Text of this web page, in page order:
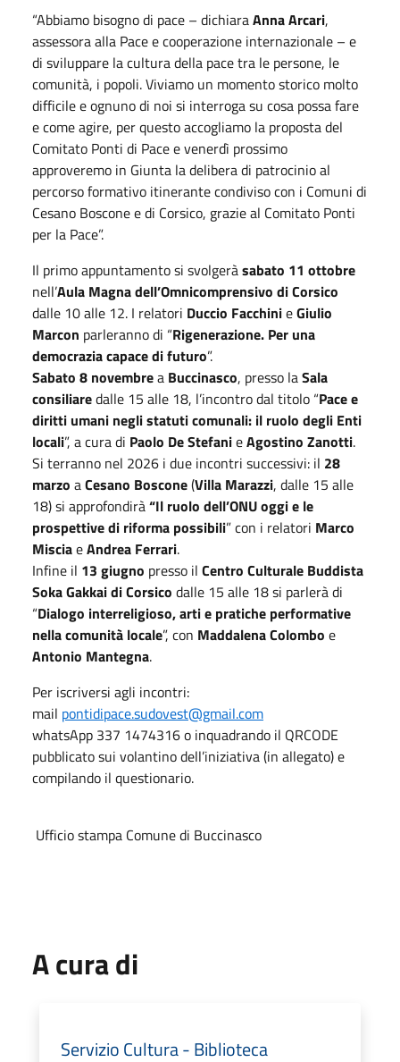
“Abbiamo bisogno di pace – dichiaraAnna Arcari,
assessora alla Pace e cooperazione internazionale – e
di sviluppare la cultura della pace tra le persone, le
comunità, i popoli. Viviamo un momento storico molto
difficile e ognuno di noi si interroga su cosa possa fare
e come agire, per questo accogliamo la proposta del
Comitato Ponti di Pace e venerdì prossimo
approveremo in Giunta la delibera di patrocinio al
percorso formativo itinerante condiviso con i Comuni di
Cesano Boscone e di Corsico, grazie al Comitato Ponti
per la Pace”.
Il primo appuntamento si svolgeràsabato 11 ottobre
nell’Aula Magna dell’Omnicomprensivo di Corsico
dalle 10 alle 12. I relatori Duccio FacchinieGiulio
Marcon parleranno di “Rigenerazione. Per una
democrazia capace di futuro”.
Sabato 8 novembrea Buccinasco, presso laSala
consiliaredalle 15 alle 18, l’incontro dal titolo “Pace e
diritti umani negli statuti comunali: il ruolo degli Enti
locali”, a cura di Paolo De StefanieAgostino Zanotti.
Si terranno nel 2026 i due incontri successivi: il 28
marzo aCesano Boscone(Villa Marazzi, dalle 15 alle
18) si approfondirà“Il ruolo dell’ONU oggi e le
prospettive di riforma possibili” con i relatori Marco
MisciaeAndrea Ferrari.
Infine il 13 giugno presso il Centro Culturale Buddista
Soka Gakkai di Corsico dalle 15 alle 18 si parlerà di
“Dialogo interreligioso, arti e pratiche performative
nella comunità locale”, con Maddalena Colombo e
Antonio Mantegna.
Per iscriversi agli incontri:
mail pontidipace.sudovest@gmail.com
whatsApp 337 1474316 o inquadrando il QRCODE
pubblicato sui volantino dell’iniziativa (in allegato) e
compilando il questionario.
Ufficio stampa Comune di Buccinasco
A cura di
Servizio Cultura - Biblioteca